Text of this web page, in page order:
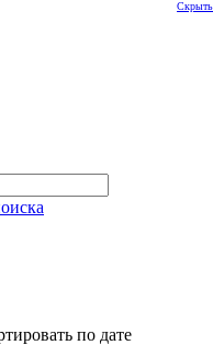
по дате
Скрыть